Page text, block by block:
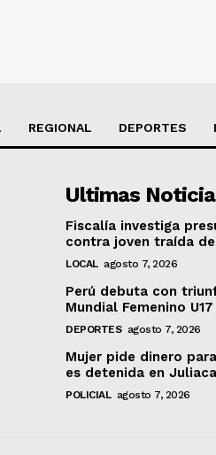
REGIONAL DEPORTES
Ultimas
Fiscalía investiga
contra joven traída
LOCAL agosto 7, 2026
Perú debuta con
Mundial Femenino
DEPORTES agosto 7, 2026
Mujer pide dinero
es detenida en Juliaca
POLICIAL agosto 7, 2026